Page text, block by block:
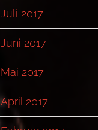
Juli 2017
Juni 2017
Mai 2017
April 2017